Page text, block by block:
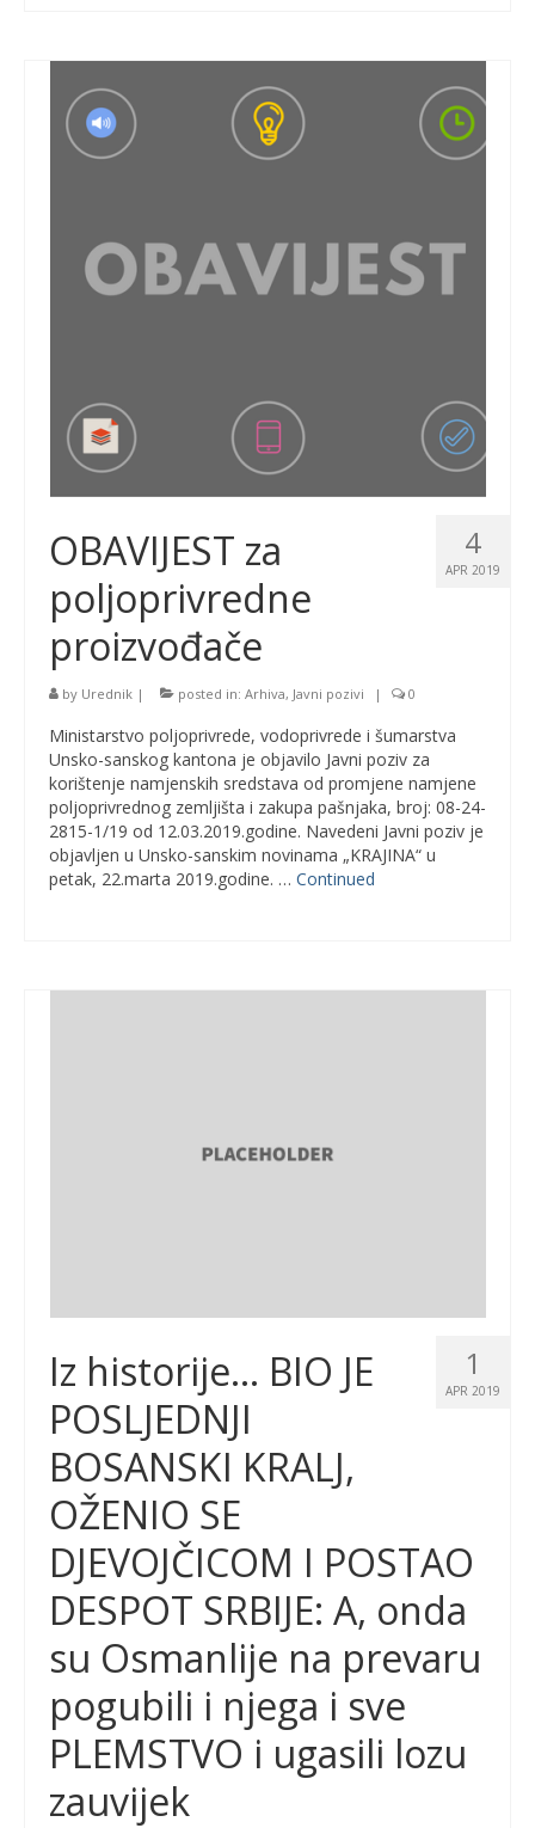
4
APR 2019
OBAVIJEST za
poljoprivredne
proizvođače
by Urednik | posted in: Arhiva, Javni pozivi | 0
Ministarstvo poljoprivrede, vodoprivrede i šumarstva
Unsko-sanskog kantona je objavilo Javni poziv za
korištenje namjenskih sredstava od promjene namjene
poljoprivrednog zemljišta i zakupa pašnjaka, broj: 08-24-
2815-1/19 od 12.03.2019.godine. Navedeni Javni poziv je
objavljen u Unsko-sanskim novinama „KRAJINA“ u
petak, 22.marta 2019.godine. … Continued
1
APR 2019
Iz historije… BIO JE
POSLJEDNJI
BOSANSKI KRALJ,
OŽENIO SE
DJEVOJČICOM I POSTAO
DESPOT SRBIJE: A, onda
su Osmanlije na prevaru
pogubili i njega i sve
PLEMSTVO i ugasili lozu
zauvijek